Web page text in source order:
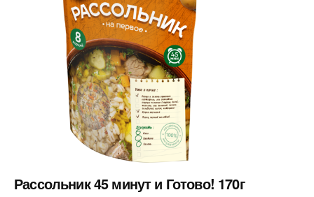
Рассольник 45 минут и Готово! 170г